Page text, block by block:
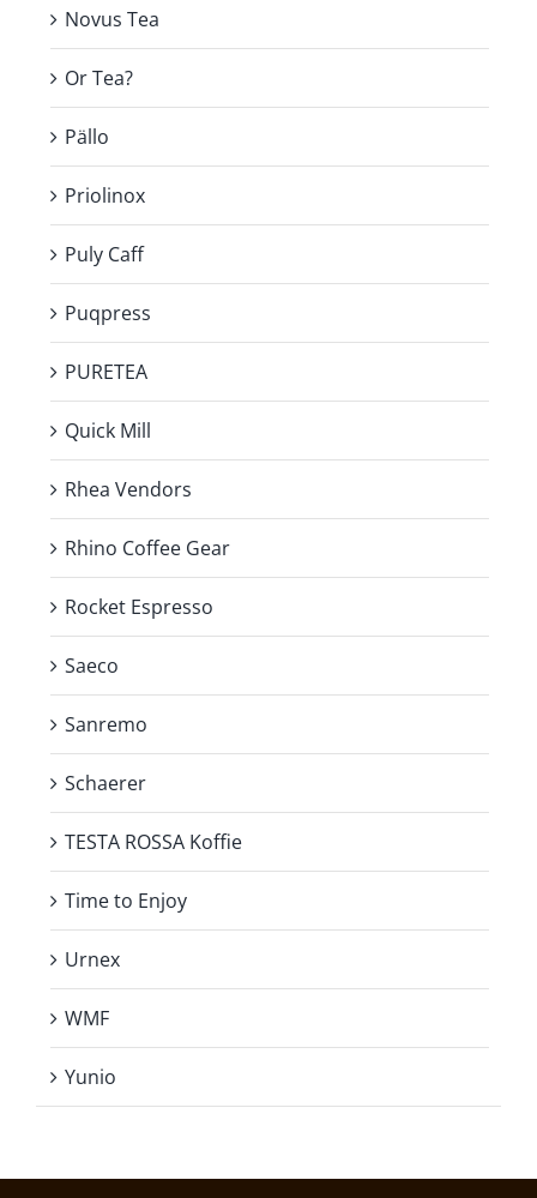
Novus Tea
Or Tea?
Pällo
Priolinox
Puly Caff
Puqpress
PURETEA
Quick Mill
Rhea Vendors
Rhino Coffee Gear
Rocket Espresso
Saeco
Sanremo
Schaerer
TESTA ROSSA Koffie
Time to Enjoy
Urnex
WMF
Yunio